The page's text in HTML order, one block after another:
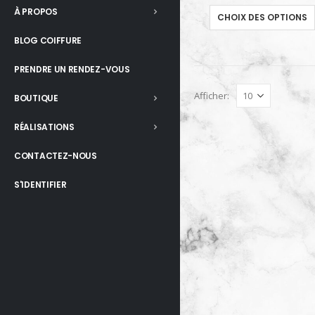
À PROPOS
BLOG COIFFURE
PRENDRE UN RENDEZ-VOUS
BOUTIQUE
RÉALISATIONS
CONTACTEZ-NOUS
S'IDENTIFIER
CHOIX DES OPTIONS
Afficher: